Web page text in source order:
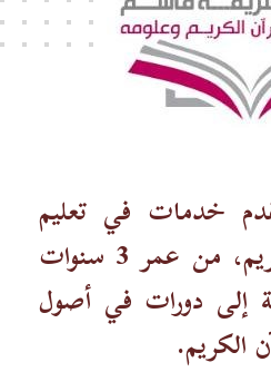
خدمات في تعليم
وتحفيظ القرآن الكريم، من عمر 3 سنوات
إلى دورات في أصول
الكريم.